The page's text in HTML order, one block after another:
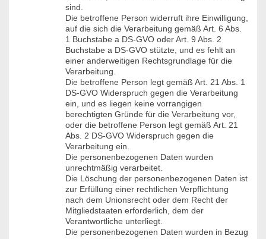
sind.
Die betroffene Person widerruft ihre Einwilligung,
auf die sich die Verarbeitung gemäß Art. 6 Abs.
1 Buchstabe a DS-GVO oder Art. 9 Abs. 2
Buchstabe a DS-GVO stützte, und es fehlt an
einer anderweitigen Rechtsgrundlage für die
Verarbeitung.
Die betroffene Person legt gemäß Art. 21 Abs. 1
DS-GVO Widerspruch gegen die Verarbeitung
ein, und es liegen keine vorrangigen
berechtigten Gründe für die Verarbeitung vor,
oder die betroffene Person legt gemäß Art. 21
Abs. 2 DS-GVO Widerspruch gegen die
Verarbeitung ein.
Die personenbezogenen Daten wurden
unrechtmäßig verarbeitet.
Die Löschung der personenbezogenen Daten ist
zur Erfüllung einer rechtlichen Verpflichtung
nach dem Unionsrecht oder dem Recht der
Mitgliedstaaten erforderlich, dem der
Verantwortliche unterliegt.
Die personenbezogenen Daten wurden in Bezug